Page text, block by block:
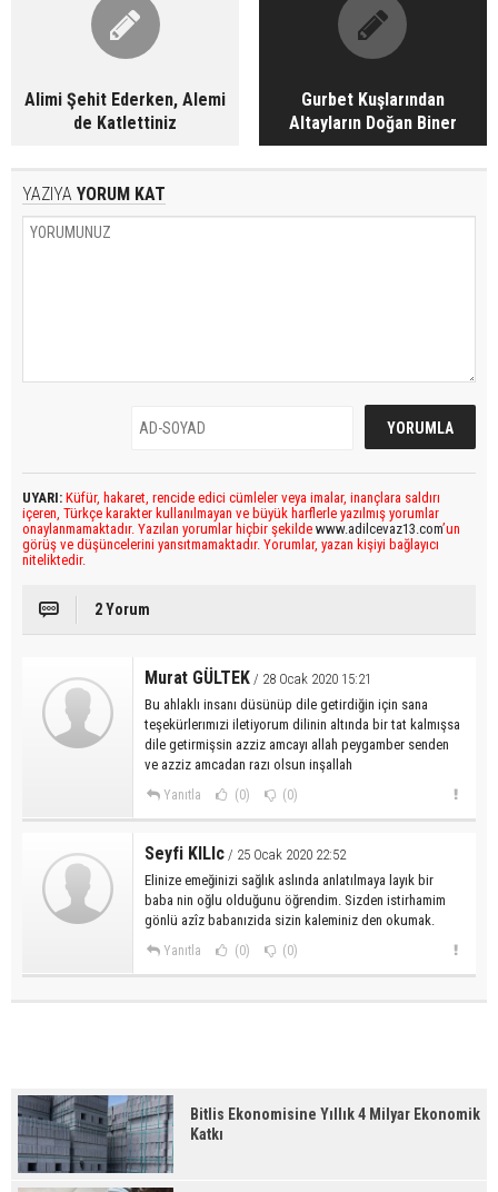
Alimi Şehit Ederken, Alemi
de Katlettiniz
Gurbet Kuşlarından
Altayların Doğan Biner
YAZIYA YORUM KAT
UYARI: Küfür, hakaret, rencide edici cümleler veya imalar, inançlara saldırı
içeren, Türkçe karakter kullanılmayan ve büyük harflerle yazılmış yorumlar
onaylanmamaktadır. Yazılan yorumlar hiçbir şekilde www.adilcevaz13.com’un
görüş ve düşüncelerini yansıtmamaktadır. Yorumlar, yazan kişiyi bağlayıcı
niteliktedir.
2 Yorum
Murat GÜLTEK / 28 Ocak 2020 15:21
Bu ahlaklı insanı düsünüp dile getirdiğin için sana
teşekürlerımızi iletiyorum dilinin altında bir tat kalmışsa
dile getirmişsin azziz amcayı allah peygamber senden
ve azziz amcadan razı olsun inşallah
Yanıtla (0) (0)
Seyfi KILIc / 25 Ocak 2020 22:52
Elinize emeğinizi sağlık aslında anlatılmaya layık bir
baba nin oğlu olduğunu öğrendim. Sizden istirhamim
gönlü azîz babanızida sizin kaleminiz den okumak.
Yanıtla (0) (0)
Bitlis Ekonomisine Yıllık 4 Milyar Ekonomik
Katkı